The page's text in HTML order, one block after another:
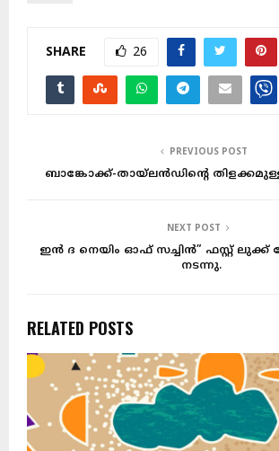
SHARE 26
PREVIOUS POST
ബാങ്കോക്ക്-തായ്‌ലൻഡിന്റെ
NEXT POST
ഇൻ ദ നെയിം ഓഫ് സച്ചിൻ” ഫസ്റ്റ് ലുക്ക്
നടന്നു.
RELATED POSTS